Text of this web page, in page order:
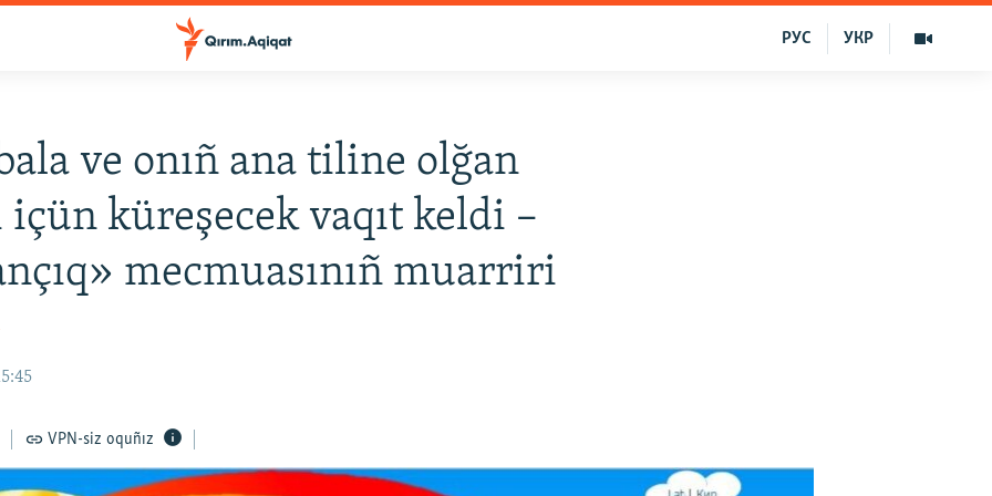
УКР
РУС
ve onıñ ana tiline olğan
içün küreşecek vaqıt keldi –
mecmuasınıñ muarriri
VPN-siz oquñız